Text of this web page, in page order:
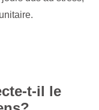
t-il le